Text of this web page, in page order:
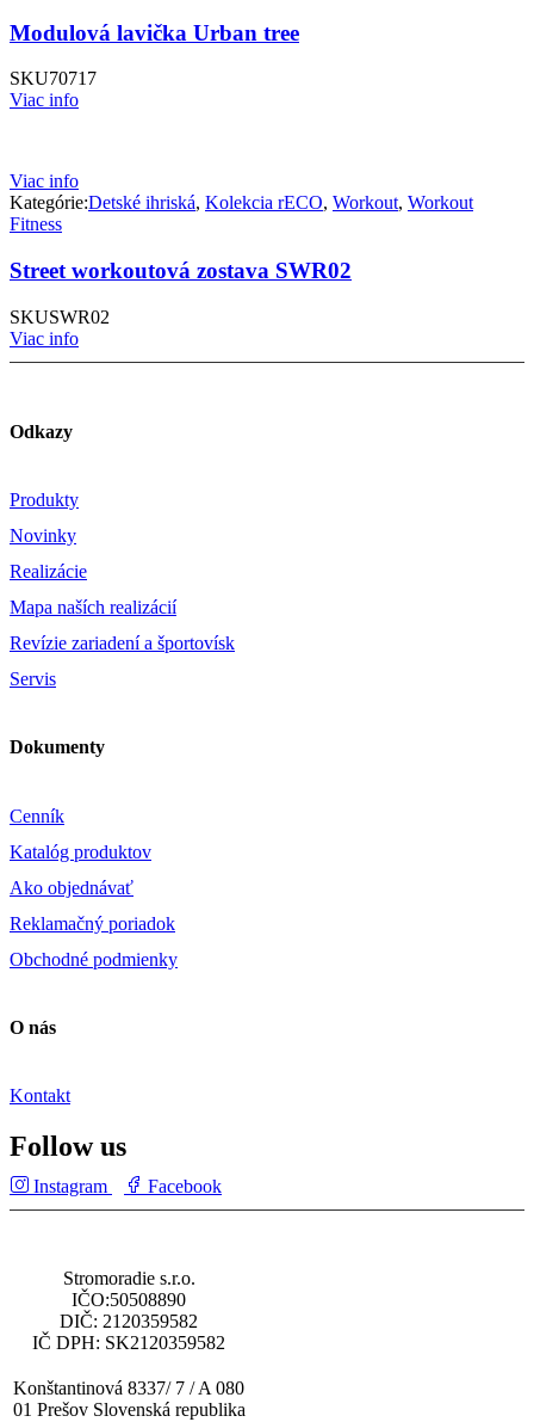
Modulová lavička Urban tree
SKU70717
Viac info
Viac info
Kategórie:Detské ihriská, Kolekcia rECO, Workout, Workout
Fitness
Street workoutová zostava SWR02
SKUSWR02
Viac info
Odkazy
Produkty
Novinky
Realizácie
Mapa naších realizácií
Revízie zariadení a športovísk
Servis
Dokumenty
Cenník
Katalóg produktov
Ako objednávať
Reklamačný poriadok
Obchodné podmienky
O nás
Kontakt
Follow us
Instagram Facebook
Stromoradie s.r.o.
IČO:50508890
DIČ: 2120359582
IČ DPH: SK2120359582
Konštantinová 8337/ 7 / A 080
01 Prešov Slovenská republika